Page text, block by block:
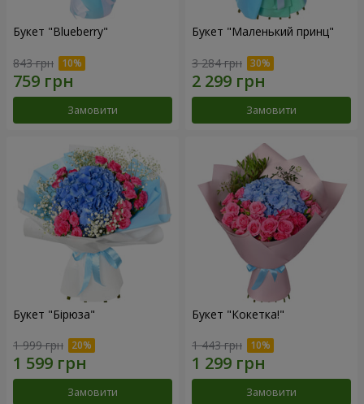
Букет "Blueberry"
843 грн
Замовити
Букет "Маленький принц"
3 284 грн
Замовити
Букет "Бірюза"
1 999 грн
Замовити
Букет "Кокетка!"
1 443 грн
Замовити